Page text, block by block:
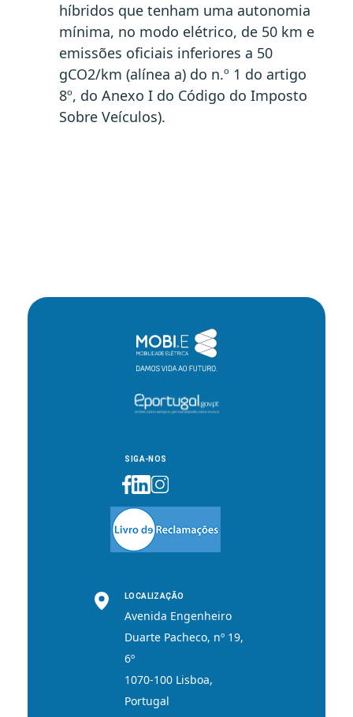
híbridos que tenham uma autonomia
mínima, no modo elétrico, de 50 km e
emissões oficiais inferiores a 50
gCO2/km (alínea a) do n.º 1 do artigo
8º, do Anexo I do Código do Imposto
Sobre Veículos).
SIGA-NOS
LOCALIZAÇÃO
Avenida Engenheiro
Duarte Pacheco, nº 19,
6º
1070-100 Lisboa,
Portugal